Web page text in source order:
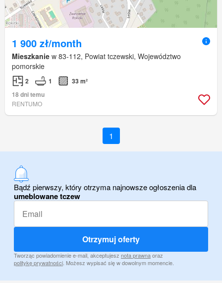
1 900 zł/month
Mieszkanie w 83-112, Powiat tczewski, Województwo
pomorskie
2 1
33 m²
18 dni temu
RENTUMO
1
Bądź pierwszy, który otrzyma najnowsze ogłoszenia dla
umeblowane tczew
Otrzymuj oferty
Tworząc powiadomienie e-mail, akceptujesz nota prawnaoraz
politykę prywatności. Możesz wypisać się w dowolnym momencie.